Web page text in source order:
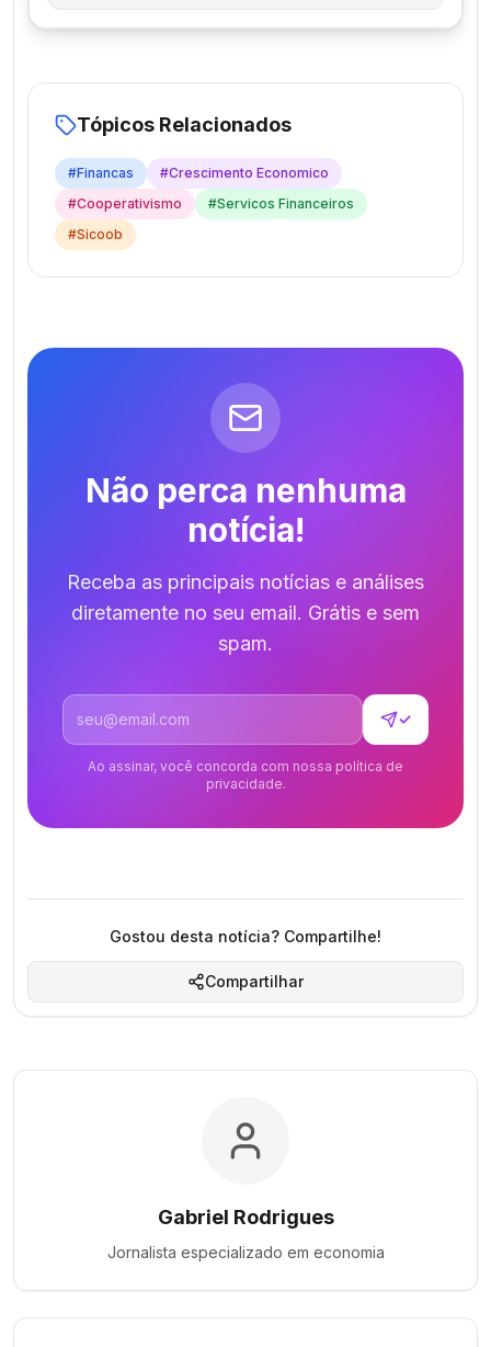
Tópicos Relacionados
#Financas #Crescimento Economico
#Cooperativismo #Servicos Financeiros
#Sicoob
Não perca nenhuma
notícia!
Receba as principais notícias e análises
diretamente no seu email. Grátis e sem
spam.
Endereço de email
✓
Ao assinar, você concorda com nossa política de
privacidade.
Gostou desta notícia? Compartilhe!
Compartilhar
Gabriel Rodrigues
Jornalista especializado em economia